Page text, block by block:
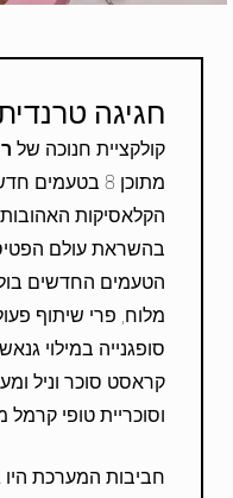
חגיגה
קולקציית חנוכה של
מתוכן 8
הקלאסיקות
בהשראת עולם
הטעמים החדשים
מלוח, פרי שיתוף
סופגנייה במילוי
קראסט סוכר וניל
וסוכריית טופי קרמל
חביבות המערכת היו